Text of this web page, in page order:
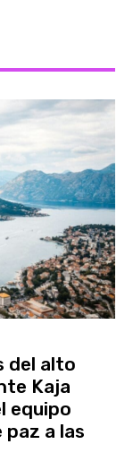
del alto
Kaja
equipo
a las